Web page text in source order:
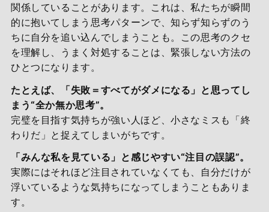
関係していることがあります。これは、私たちが瞬間
的に抱いてしまう思考パターンで、知らず知らずのう
ちに自分を追い込んでしまうことも。この思考のクセ
を理解し、うまく対処することは、緊張しない方法の
ひとつになります。
たとえば、「失敗＝すべてがダメになる」と思ってし
まう“全か無か思考”。
完璧を目指す気持ちが強い人ほど、小さなミスも「終
わりだ」と捉えてしまいがちです。
「みんな私を見ている」と感じやすい“注目の誤認”。
実際にはそれほど注目されていなくても、自分だけが
浮いているような気持ちになってしまうこともありま
す。